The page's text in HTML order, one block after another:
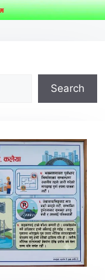
Search